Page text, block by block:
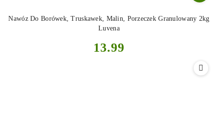
Nawóz Do Borówek, Truskawek, Malin, Porzeczek Granulowany 2kg
Luvena
Cena:
13.99